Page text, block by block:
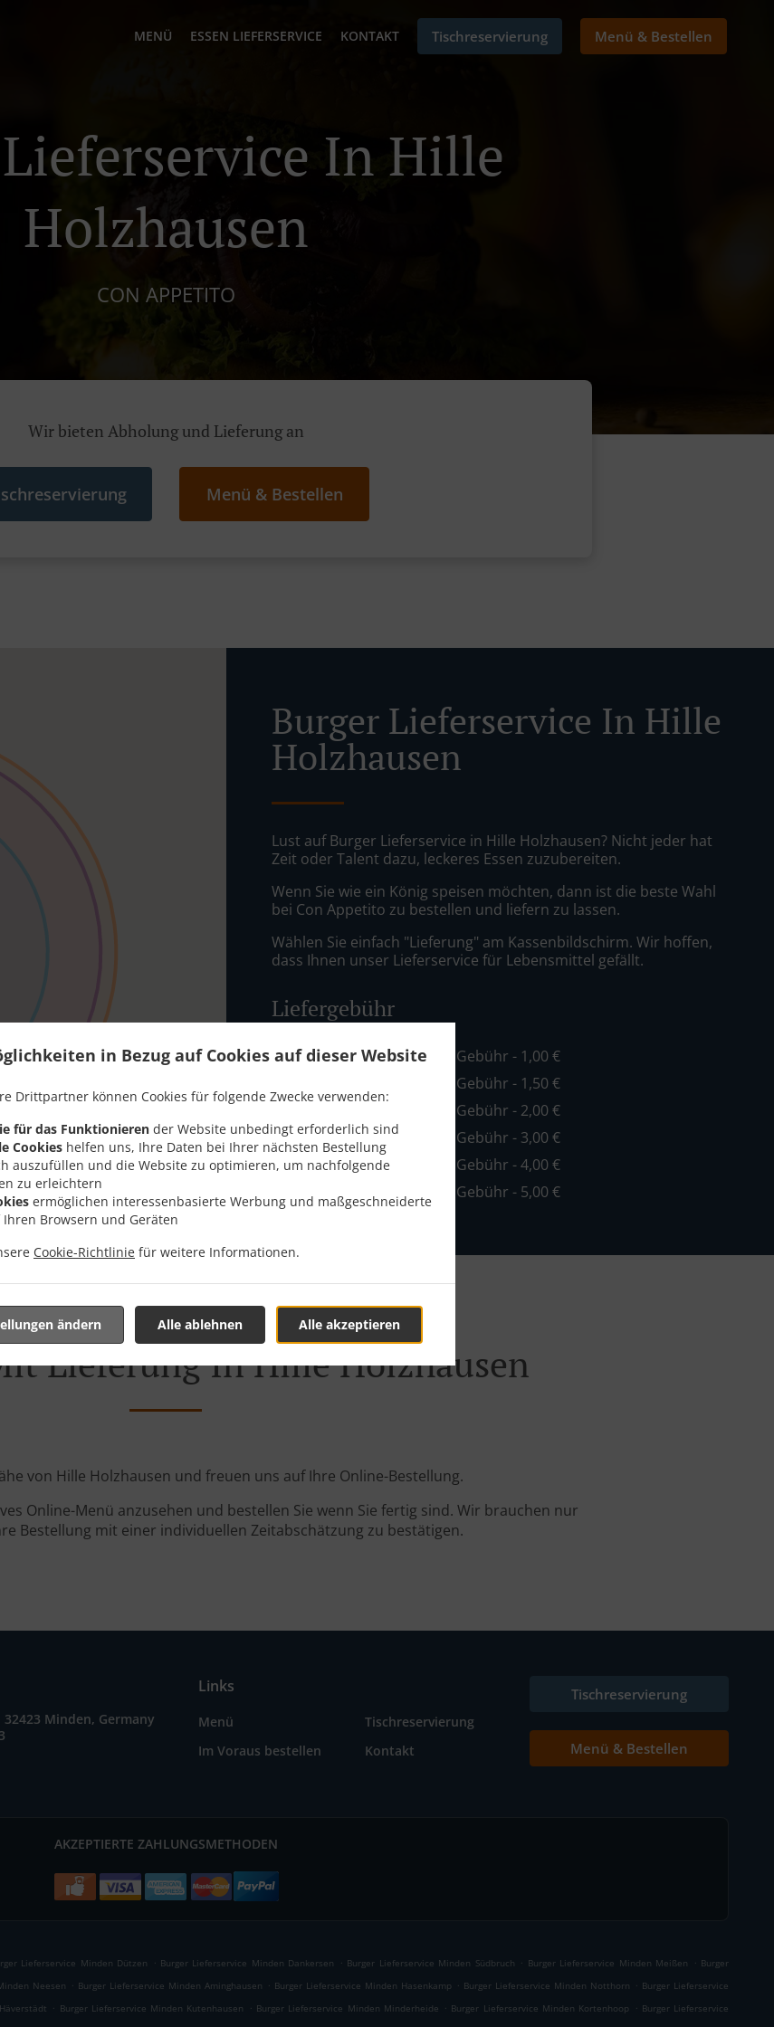
in Bezug auf Cookies auf dieser Website
Drittpartner können Cookies für folgende Zwecke verwenden:
für das Funktionieren der Website unbedingt erforderlich sind
Cookies helfen uns, Ihre Daten bei Ihrer nächsten Bestellung
auszufüllen und die Website zu optimieren, um nachfolgende
zu erleichtern
ermöglichen interessenbasierte Werbung und maßgeschneiderte
Browsern und Geräten
Cookie-Richtlinie für weitere Informationen.
Alle akzeptieren
Alle ablehnen
ändern
MENÜ ESSEN LIEFERSERVICE KONTAKT Tischreservierung Menü & Bestellen
In Hille
Holzhausen
CON APPETITO
Wir bieten Abholung und Lieferung an
Menü & Bestellen
Burger Lieferservice In Hille
Holzhausen
Lust auf Burger Lieferservice in Hille Holzhausen? Nicht jeder hat
Zeit oder Talent dazu, leckeres Essen zuzubereiten.
Wenn Sie wie ein König speisen möchten, dann ist die beste Wahl
bei Con Appetito zu bestellen und liefern zu lassen.
Wählen Sie einfach "Lieferung" am Kassenbildschirm. Wir hoffen,
dass Ihnen unser Lieferservice für Lebensmittel gefällt.
Liefergebühr
Zone 1, Mind. - 10,00 €, Gebühr - 1,00 €
, Mind. - 10,00 €, Gebühr - 1,50 €
, Mind. - 10,00 €, Gebühr - 2,00 €
Zone 4, Mind. - 15,00 €, Gebühr - 3,00 €
Zone 5, Mind. - 20,00 €, Gebühr - 4,00 €
Zone 6 , Mind. - 40,00 €, Gebühr - 5,00 €
Lieferung In Hille Holzhausen
von Hille Holzhausen und freuen uns auf Ihre Online-Bestellung.
Online-Menü anzusehen und bestellen Sie wenn Sie fertig sind. Wir brauchen nur
Bestellung mit einer individuellen Zeitabschätzung zu bestätigen.
32423 Minden, Germany
Links
Menü
Tischreservierung
Im Voraus bestellen
Kontakt
Tischreservierung
Menü & Bestellen
AKZEPTIERTE ZAHLUNGSMETHODEN
Lieferservice Minden Dützen . Burger Lieferservice Minden Dankersen . Burger Lieferservice Minden Südbruch . Burger Lieferservice Minden Meißen . Burger
Neesen . Burger Lieferservice Minden Aminghausen . Burger Lieferservice Minden Hasenkamp . Burger Lieferservice Minden Notthorn . Burger Lieferservice
. Burger Lieferservice Minden Kutenhausen . Burger Lieferservice Minden Minderheide . Burger Lieferservice Minden Kortenhoop . Burger Lieferservice